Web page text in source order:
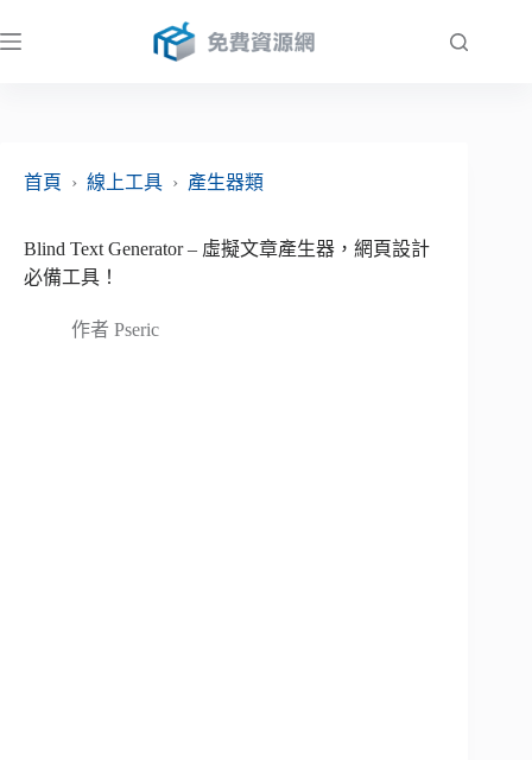
至
首頁
› 線上工具 › 產生器類
Blind Text Generator – 虛擬文章產生器，網頁設計
必備工具！
作者 Pseric